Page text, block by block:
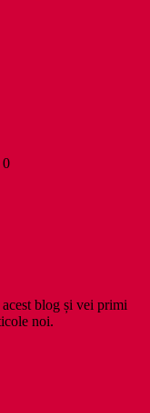
0
blog și vei primi
noi.